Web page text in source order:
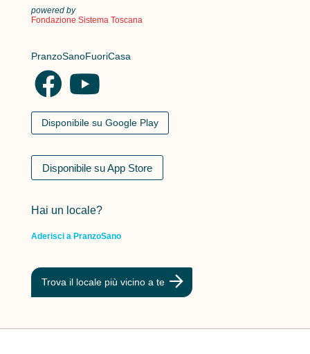
powered by
Fondazione Sistema Toscana
PranzoSanoFuoriCasa
Disponibile su Google Play
Disponibile su App Store
Hai un locale?
Aderisci a PranzoSano
Trova il locale più vicino a te